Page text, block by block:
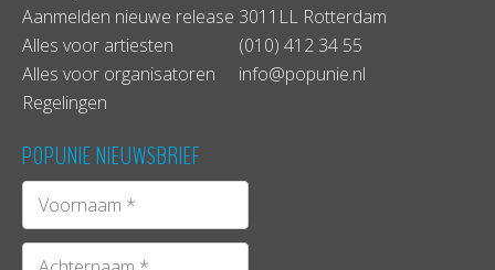
Aanmelden nieuwe release
Alles voor artiesten
Alles voor organisatoren
Regelingen
3011LL Rotterdam
(010) 412 34 55
info@popunie.nl
POPUNIE NIEUWSBRIEF